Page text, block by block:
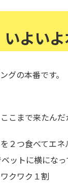
いよい
グの本番です。
こまで来たんだ
２つ食べてエネ
ットに横にな
クワク１割